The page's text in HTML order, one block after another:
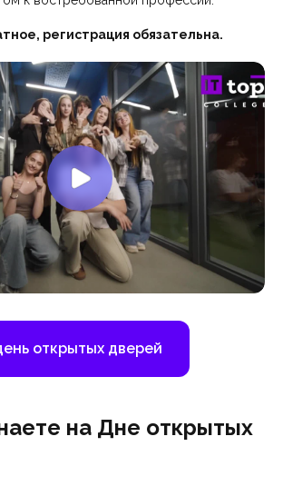
регистрация обязательна.
открытых дверей
на Дне открытых